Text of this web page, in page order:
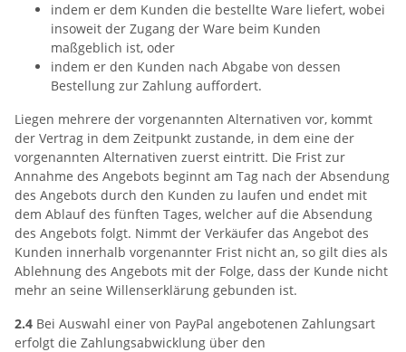
indem er dem Kunden die bestellte Ware liefert, wobei
insoweit der Zugang der Ware beim Kunden
maßgeblich ist, oder
indem er den Kunden nach Abgabe von dessen
Bestellung zur Zahlung auffordert.
Liegen mehrere der vorgenannten Alternativen vor, kommt
der Vertrag in dem Zeitpunkt zustande, in dem eine der
vorgenannten Alternativen zuerst eintritt. Die Frist zur
Annahme des Angebots beginnt am Tag nach der Absendung
des Angebots durch den Kunden zu laufen und endet mit
dem Ablauf des fünften Tages, welcher auf die Absendung
des Angebots folgt. Nimmt der Verkäufer das Angebot des
Kunden innerhalb vorgenannter Frist nicht an, so gilt dies als
Ablehnung des Angebots mit der Folge, dass der Kunde nicht
mehr an seine Willenserklärung gebunden ist.
2.4 Bei Auswahl einer von PayPal angebotenen Zahlungsart
erfolgt die Zahlungsabwicklung über den